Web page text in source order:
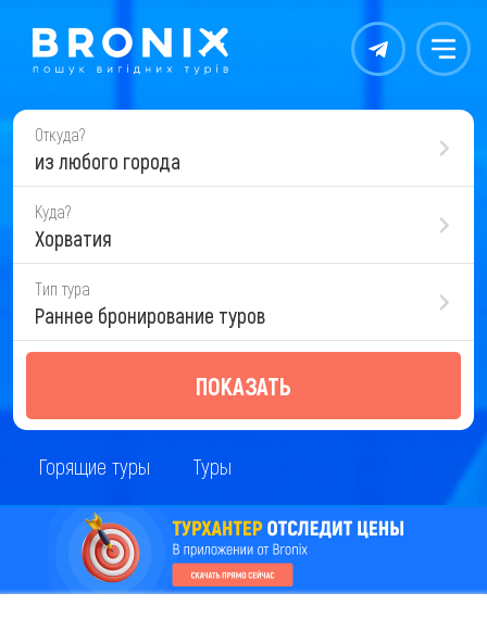
Контакты Меню
Откуда?
из любого города
Куда?
Хорватия
Тип тура
Раннее бронирование туров
ПОКАЗАТЬ
Горящие туры Туры